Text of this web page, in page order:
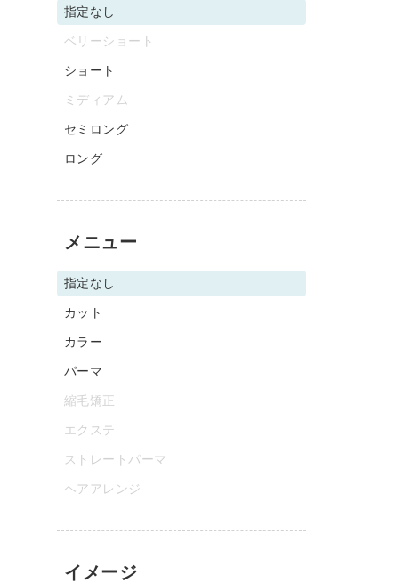
指定なし
ベリーショート
ショート
ミディアム
セミロング
ロング
メニュー
指定なし
カット
カラー
パーマ
縮毛矯正
エクステ
ストレートパーマ
ヘアアレンジ
イメージ